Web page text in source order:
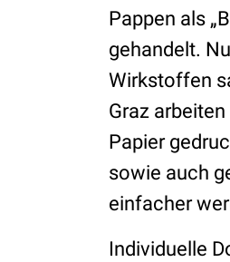
Pappen als
gehandelt.
Wirkstoffen
Graz
Papier
sowie auch
einfacher
Individuelle